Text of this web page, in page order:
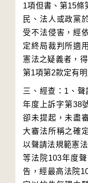
1項但書、第15條
民、法人或政黨
受不法侵害，經
定終局裁判所適
憲法之疑義者，
三、經查：1、
年度上訴字第38
卻未提起，未盡
大審法所稱之確
以聲請法規範憲
等法院103年度
告，經最高法院